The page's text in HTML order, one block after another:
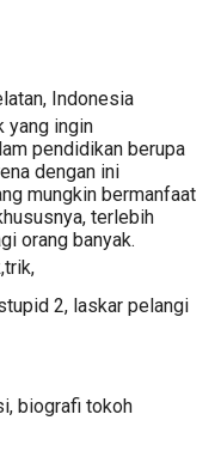
Indonesia
yang ingin
pendidikan berupa
dengan ini
mungkin bermanfaat
terlebih
orang banyak.
2, laskar pelangi
biografi tokoh